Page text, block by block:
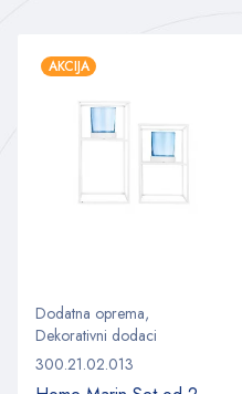
AKCIJA
Dodatna oprema,
Dekorativni dodaci
300.21.02.013